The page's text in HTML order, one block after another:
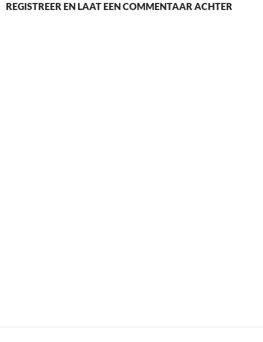
REGISTREER EN LAAT EEN COMMENTAAR ACHTER